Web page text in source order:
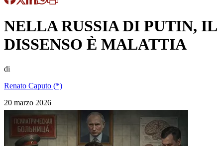
NELLA RUSSIA DI PUTIN, IL
DISSENSO È MALATTIA
di
Renato Caputo (*)
20 marzo 2026